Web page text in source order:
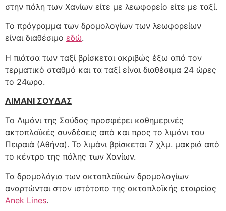
στην πόλη των Χανίων είτε με λεωφορείο είτε με ταξί.
Το πρόγραμμα των δρομολογίων των λεωφορείων
είναι διαθέσιμο εδώ.
Η πιάτσα των ταξί βρίσκεται ακριβώς έξω από τον
τερματικό σταθμό και τα ταξί είναι διαθέσιμα 24 ώρες
το 24ωρο.
ΛΙΜΑΝΙ ΣΟΥΔΑΣ
Το Λιμάνι της Σούδας προσφέρει καθημερινές
ακτοπλοϊκές συνδέσεις από και προς το λιμάνι του
Πειραιά (Αθήνα). Το λιμάνι βρίσκεται 7 χλμ. μακριά από
το κέντρο της πόλης των Χανίων.
Τα δρομολόγια των ακτοπλοϊκών δρομολογίων
αναρτώνται στον ιστότοπο της ακτοπλοϊκής εταιρείας
Anek Lines.